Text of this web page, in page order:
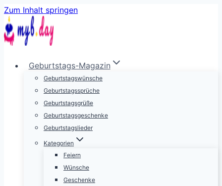
Zum Inhalt springen
Geburtstags-Magazin
Geburtstagswünsche
Geburtstagssprüche
Geburtstagsgrüße
Geburtstagsgeschenke
Geburtstagslieder
Kategorien
Feiern
Wünsche
Geschenke